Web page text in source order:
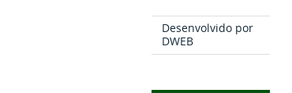
Desenvolvido por
DWEB